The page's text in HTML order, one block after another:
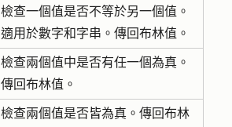
檢查一個值是否不等於另一個值。
適用於數字和字串。傳回布林值。
檢查兩個值中是否有任一個為真。
傳回布林值。
檢查兩個值是否皆為真。傳回布林